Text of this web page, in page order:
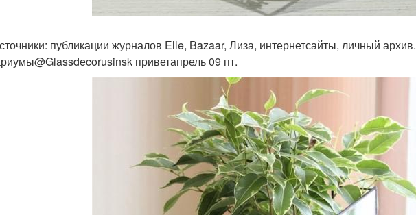
публикации журналов Elle, Bazaar, Лиза, интернетсайты, личный архив.
приветапрель 09 пт.